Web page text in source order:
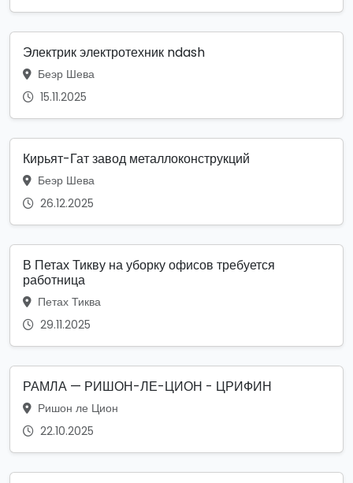
Электрик электротехник ndash
Беэр Шева
15.11.2025
Кирьят-Гат завод металлоконструкций
Беэр Шева
26.12.2025
В Петах Тикву на уборку офисов требуется
работница
Петах Тиква
29.11.2025
РАМЛА — РИШОН-ЛЕ-ЦИОН - ЦРИФИН
Ришон ле Цион
22.10.2025